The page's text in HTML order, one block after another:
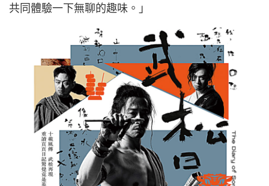
共同體驗一下無聊的趣味。」